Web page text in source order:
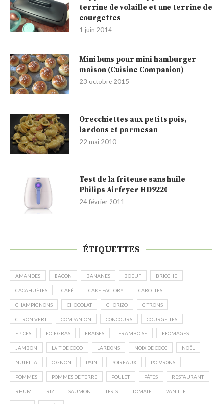
terrine de volaille et une terrine de
courgettes
1 juin 2014
Mini buns pour mini hamburger
maison (Cuisine Companion)
23 octobre 2015
Orecchiettes aux petits pois,
lardons et parmesan
22 mai 2010
Test de la friteuse sans huile
Philips Airfryer HD9220
24 février 2011
ÉTIQUETTES
AMANDES BACON BANANES BOEUF BRIOCHE
CACAHUÈTES CAFÉ CAKE FACTORY CAROTTES
CHAMPIGNONS CHOCOLAT CHORIZO CITRONS
CITRON VERT COMPANION CONCOURS COURGETTES
EPICES FOIE GRAS FRAISES FRAMBOISE FROMAGES
JAMBON LAIT DE COCO LARDONS NOIX DE COCO NOËL
NUTELLA OIGNON PAIN POIREAUX POIVRONS
POMMES POMMES DE TERRE POULET PÂTES RESTAURANT
RHUM RIZ SAUMON TESTS TOMATE VANILLE